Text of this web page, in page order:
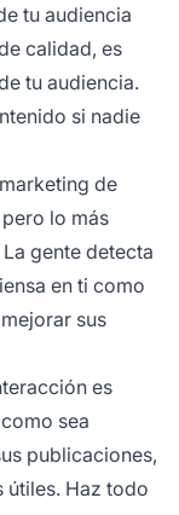
tu audiencia
calidad, es
tu audiencia.
si nadie
de
lo más
gente detecta
en ti como
sus
es
sea
publicaciones,
útiles. Haz todo